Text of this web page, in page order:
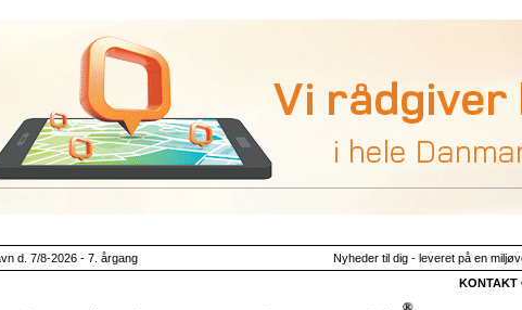
d. 7/8-2026 - 7. årgang Nyheder til dig - leveret på en
KONTAKT